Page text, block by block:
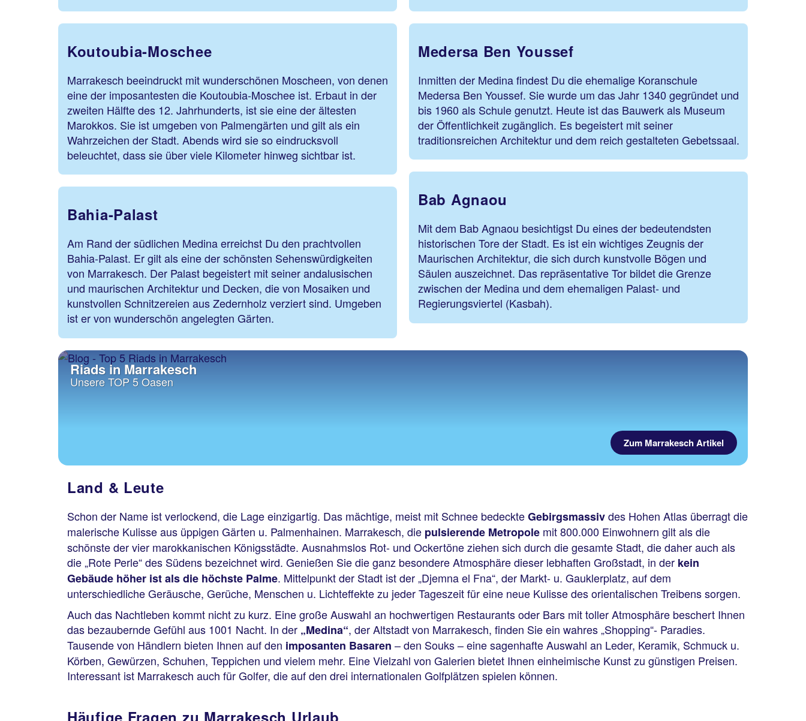
Koutoubia-Moschee
Marrakesch beeindruckt mit wunderschönen Moscheen, von denen
eine der imposantesten die Koutoubia-Moschee ist. Erbaut in der
zweiten Hälfte des 12. Jahrhunderts, ist sie eine der ältesten
Marokkos. Sie ist umgeben von Palmengärten und gilt als ein
Wahrzeichen der Stadt. Abends wird sie so eindrucksvoll
beleuchtet, dass sie über viele Kilometer hinweg sichtbar ist.
Bahia-Palast
Am Rand der südlichen Medina erreichst Du den prachtvollen
Bahia-Palast. Er gilt als eine der schönsten Sehenswürdigkeiten
von Marrakesch. Der Palast begeistert mit seiner andalusischen
und maurischen Architektur und Decken, die von Mosaiken und
kunstvollen Schnitzereien aus Zedernholz verziert sind. Umgeben
ist er von wunderschön angelegten Gärten.
Medersa Ben Youssef
Inmitten der Medina findest Du die ehemalige Koranschule
Medersa Ben Youssef. Sie wurde um das Jahr 1340 gegründet und
bis 1960 als Schule genutzt. Heute ist das Bauwerk als Museum
der Öffentlichkeit zugänglich. Es begeistert mit seiner
traditionsreichen Architektur und dem reich gestalteten Gebetssaal.
Bab Agnaou
Mit dem Bab Agnaou besichtigst Du eines der bedeutendsten
historischen Tore der Stadt. Es ist ein wichtiges Zeugnis der
Maurischen Architektur, die sich durch kunstvolle Bögen und
Säulen auszeichnet. Das repräsentative Tor bildet die Grenze
zwischen der Medina und dem ehemaligen Palast- und
Regierungsviertel (Kasbah).
Riads in Marrakesch
Unsere TOP 5 Oasen
Zum Marrakesch Artikel
Land & Leute
Schon der Name ist verlockend, die Lage einzigartig. Das mächtige, meist mit Schnee bedeckteGebirgsmassivdes Hohen Atlas überragt die
malerische Kulisse aus üppigen Gärten u. Palmenhainen. Marrakesch, die pulsierende Metropole mit 800.000 Einwohnern gilt als die
schönste der vier marokkanischen Königsstädte. Ausnahmslos Rot- und Ockertöne ziehen sich durch die gesamte Stadt, die daher auch als
die „Rote Perle“ des Südens bezeichnet wird. Genießen Sie die ganz besondere Atmosphäre dieser lebhaften Großstadt, in der kein
Gebäude höher ist als die höchste Palme. Mittelpunkt der Stadt ist der „Djemna el Fna“, der Markt- u. Gauklerplatz, auf dem
unterschiedliche Geräusche, Gerüche, Menschen u. Lichteffekte zu jeder Tageszeit für eine neue Kulisse des orientalischen Treibens sorgen.
Auch das Nachtleben kommt nicht zu kurz. Eine große Auswahl an hochwertigen Restaurants oder Bars mit toller Atmosphäre beschert Ihnen
das bezaubernde Gefühl aus 1001 Nacht. In der „Medina“, der Altstadt von Marrakesch, finden Sie ein wahres „Shopping“- Paradies.
Tausende von Händlern bieten Ihnen auf den imposanten Basaren – den Souks – eine sagenhafte Auswahl an Leder, Keramik, Schmuck u.
Körben, Gewürzen, Schuhen, Teppichen und vielem mehr. Eine Vielzahl von Galerien bietet Ihnen einheimische Kunst zu günstigen Preisen.
Interessant ist Marrakesch auch für Golfer, die auf den drei internationalen Golfplätzen spielen können.
Häufige Fragen zu Marrakesch Urlaub